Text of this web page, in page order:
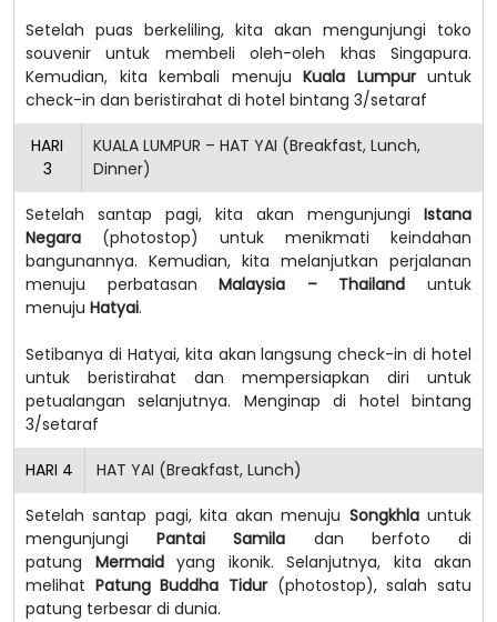
Setelah puas berkeliling, kita akan mengunjungi toko
souvenir untuk membeli oleh-oleh khas Singapura.
Kemudian, kita kembali menuju Kuala Lumpuruntuk
check-in dan beristirahat di hotel bintang 3/setaraf
HARI
3
KUALA LUMPUR – HAT YAI (Breakfast, Lunch,
Dinner)
Setelah santap pagi, kita akan mengunjungi Istana
Negara (photostop) untuk menikmati keindahan
bangunannya. Kemudian, kita melanjutkan perjalanan
menuju perbatasanMalaysia – Thailand untuk
menuju Hatyai.
Setibanya di Hatyai, kita akan langsung check-in di hotel
untuk beristirahat dan mempersiapkan diri untuk
petualangan selanjutnya. Menginap di hotel bintang
3/setaraf
HARI 4 HAT YAI (Breakfast, Lunch)
Setelah santap pagi, kita akan menuju Songkhlauntuk
mengunjungiPantai Samila dan berfoto di
patung Mermaidyang ikonik. Selanjutnya, kita akan
melihat Patung Buddha Tidur (photostop), salah satu
patung terbesar di dunia.